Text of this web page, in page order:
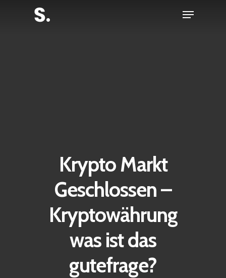
Menu
Krypto Markt
Geschlossen –
Kryptowährung
was ist das
gutefrage?